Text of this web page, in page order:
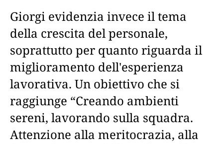
Giorgi evidenzia invece il tema
della crescita del personale,
soprattutto per quanto riguarda il
miglioramento dell'esperienza
lavorativa. Un obiettivo che si
raggiunge “Creando ambienti
sereni, lavorando sulla squadra.
Attenzione alla meritocrazia, alla